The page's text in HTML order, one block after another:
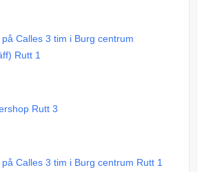
Calles 3 tim i Burg centrum
Rutt 1
Rutt 3
Calles 3 tim i Burg centrum Rutt 1